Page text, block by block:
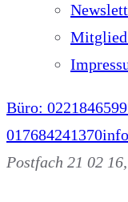
Mitglied
Büro:
017684241370
Postfach 21 02